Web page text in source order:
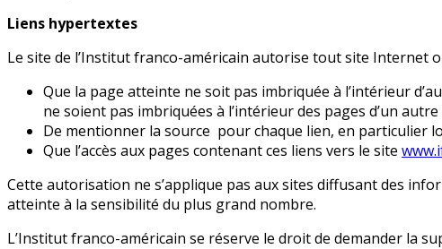
Liens hypertextes
Le site de l’Institut franco-américain autorise tout site Internet
Que la page atteinte ne soit pas imbriquée à l’intérieur
ne soient pas imbriquées à l’intérieur des pages d’un
De mentionner la source pour chaque lien, en particulier
Que l’accès aux pages contenant ces liens vers le site
Cette autorisation ne s’applique pas aux sites diffusant des
atteinte à la sensibilité du plus grand nombre.
L’Institut franco-américain se réserve le droit de demander la